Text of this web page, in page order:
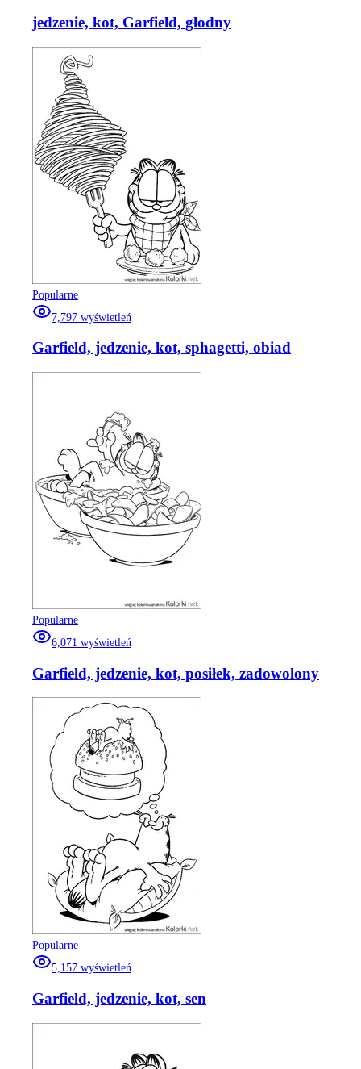
jedzenie, kot, Garfield, głodny
Popularne
7,797 wyświetleń
Garfield, jedzenie, kot, sphagetti, obiad
Popularne
6,071 wyświetleń
Garfield, jedzenie, kot, posiłek, zadowolony
Popularne
5,157 wyświetleń
Garfield, jedzenie, kot, sen